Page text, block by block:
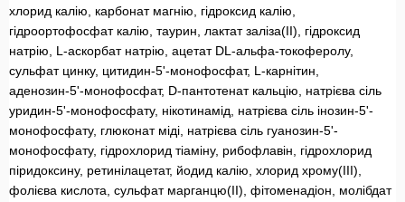
хлорид калію, карбонат магнію, гідроксид калію,
гідроортофосфат калію, таурин, лактат заліза(II), гідроксид
натрію, L-аскорбат натрію, ацетат DL-альфа-токоферолу,
сульфат цинку, цитидин-5'-монофосфат, L-карнітин,
аденозин-5'-монофосфат, D-пантотенат кальцію, натрієва сіль
уридин-5'-монофосфату, нікотинамід, натрієва сіль інозин-5'-
монофосфату, глюконат міді, натрієва сіль гуанозин-5'-
монофосфату, гідрохлорид тіаміну, рибофлавін, гідрохлорид
піридоксину, ретинілацетат, йодид калію, хлорид хрому(III),
фолієва кислота, сульфат марганцю(II), фітоменадіон, молібдат